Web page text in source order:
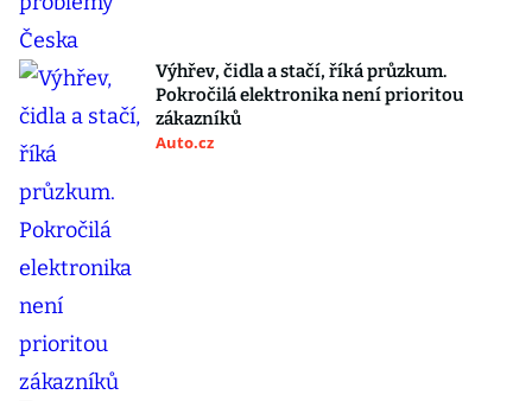
Výhřev, čidla a stačí, říká průzkum.
Pokročilá elektronika není prioritou
zákazníků
Auto.cz